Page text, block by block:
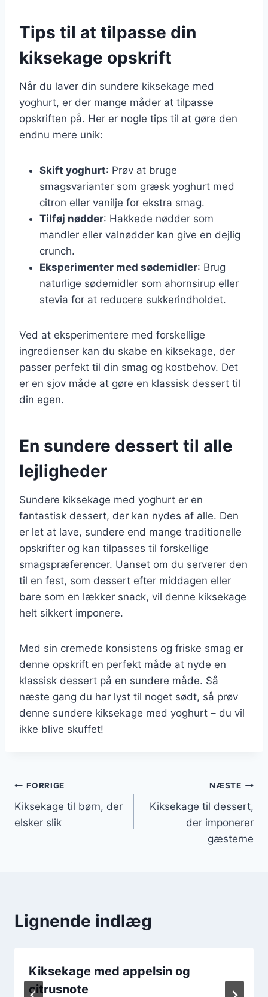
Tips til at tilpasse din
kiksekage opskrift
Når du laver din sundere kiksekage med
yoghurt, er der mange måder at tilpasse
opskriften på. Her er nogle tips til at gøre den
endnu mere unik:
Skift yoghurt: Prøv at bruge
smagsvarianter som græsk yoghurt med
citron eller vanilje for ekstra smag.
Tilføj nødder: Hakkede nødder som
mandler eller valnødder kan give en dejlig
crunch.
Eksperimenter med sødemidler: Brug
naturlige sødemidler som ahornsirup eller
stevia for at reducere sukkerindholdet.
Ved at eksperimentere med forskellige
ingredienser kan du skabe en kiksekage, der
passer perfekt til din smag og kostbehov. Det
er en sjov måde at gøre en klassisk dessert til
din egen.
En sundere dessert til alle
lejligheder
Sundere kiksekage med yoghurt er en
fantastisk dessert, der kan nydes af alle. Den
er let at lave, sundere end mange traditionelle
opskrifter og kan tilpasses til forskellige
smagspræferencer. Uanset om du serverer den
til en fest, som dessert efter middagen eller
bare som en lækker snack, vil denne kiksekage
helt sikkert imponere.
Med sin cremede konsistens og friske smag er
denne opskrift en perfekt måde at nyde en
klassisk dessert på en sundere måde. Så
næste gang du har lyst til noget sødt, så prøv
denne sundere kiksekage med yoghurt – du vil
ikke blive skuffet!
Indlægsnavigation
FORRIGE
Kiksekage til børn, der
elsker slik
NÆSTE
Kiksekage til dessert,
der imponerer
gæsterne
Lignende indlæg
Kiksekage med appelsin og
citrusnote